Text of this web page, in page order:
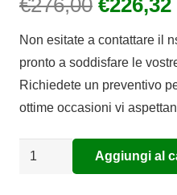
era:
€276,00.
Non esitate a contattare il
pronto a soddisfare le
Richiedete un preventivo
ottime occasioni vi
Sospensione
Aggiungi al